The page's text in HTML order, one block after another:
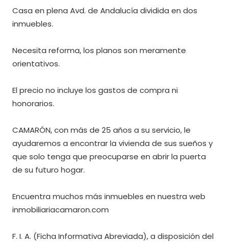
Casa en plena Avd. de Andalucía dividida en dos
inmuebles.
Necesita reforma, los planos son meramente
orientativos.
El precio no incluye los gastos de compra ni
honorarios.
CAMARÓN, con más de 25 años a su servicio, le
ayudaremos a encontrar la vivienda de sus sueños y
que solo tenga que preocuparse en abrir la puerta
de su futuro hogar.
Encuentra muchos más inmuebles en nuestra web
inmobiliariacamaron.com
F. I. A. (Ficha Informativa Abreviada), a disposición del